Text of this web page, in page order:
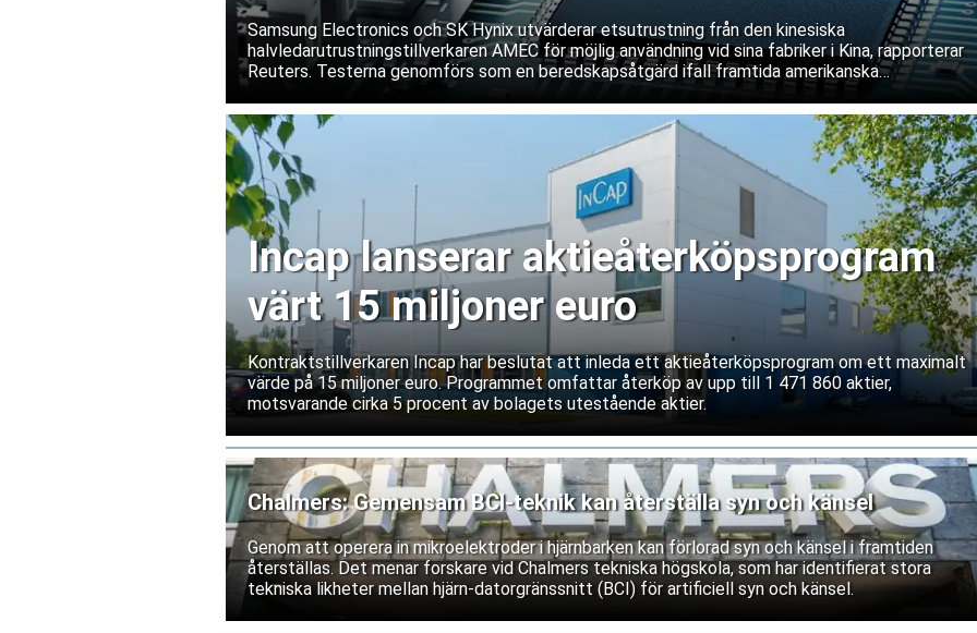
Samsung Electronics och SK Hynix utvärderar etsutrustning från den kinesiska
halvledarutrustningstillverkaren AMEC för möjlig användning vid sina fabriker i Kina, rapporterar
Reuters. Testerna genomförs som en beredskapsåtgärd ifall framtida amerikanska
bolagen tillbakavisar dock uppgifterna.
Incap lanserar aktieåterköpsprogram
värt 15 miljoner euro
Kontraktstillverkaren Incap har beslutat att inleda ett aktieåterköpsprogram om ett maximalt
värde på 15 miljoner euro. Programmet omfattar återköp av upp till 1 471 860 aktier,
motsvarande cirka 5 procent av bolagets utestående aktier.
Chalmers: Gemensam BCI-teknik kan återställa syn och känsel
Genom att operera in mikroelektroder i hjärnbarken kan förlorad syn och känsel i framtiden
återställas. Det menar forskare vid Chalmers tekniska högskola, som har identifierat stora
tekniska likheter mellan hjärn-datorgränssnitt (BCI) för artificiell syn och känsel.